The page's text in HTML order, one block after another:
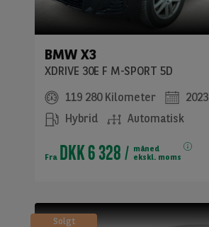
BMW X3
XDRIVE 30E F M-SPORT 5D
119 280 Kilometer
2023
Hybrid
Automatisk
FraDKK 6 328
måned
ekskl. moms
Solgt